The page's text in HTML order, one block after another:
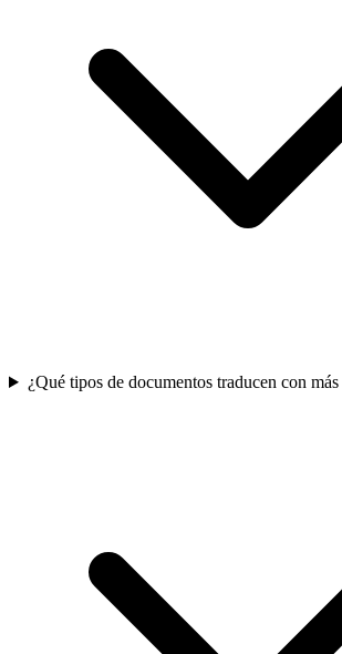
¿Qué tipos de documentos traducen con